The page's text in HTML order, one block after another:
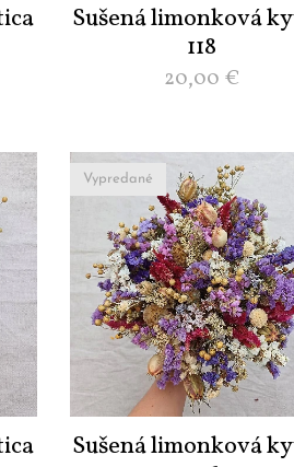
Sušená limonková
118
20,00 €
Sušená limonková
Vypredané